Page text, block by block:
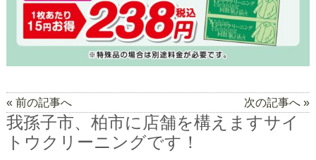
お気に入りの黒Ｔシャツ、おうち洗濯で大丈
夫？
夏季休業のお知らせ
洋服リフォーム承ります！
« 前の記事へ 次の記事へ »
我孫子市、柏市に店舗を構えますサイ
トウクリーニングです！